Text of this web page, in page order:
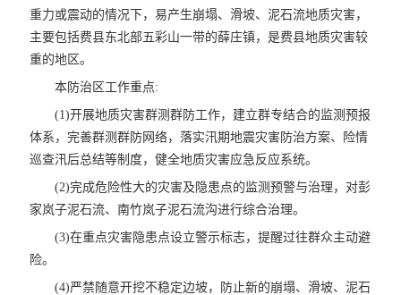
重力或震动的情况下，易产生崩塌、滑坡、泥石流地质灾害，
主要包括费县东北部五彩山一带的薛庄镇，是费县地质灾害较
重的地区。
本防治区工作重点:
(1)开展地质灾害群测群防工作，建立群专结合的监测预报
体系，完善群测群防网络，落实汛期地震灾害防治方案、险情
巡查汛后总结等制度，健全地质灾害应急反应系统。
(2)完成危险性大的灾害及隐患点的监测预警与治理，对彭
家岚子泥石流、南竹岚子泥石流沟进行综合治理。
(3)在重点灾害隐患点设立警示标志，提醒过往群众主动避
险。
(4)严禁随意开挖不稳定边坡，防止新的崩塌、滑坡、泥石